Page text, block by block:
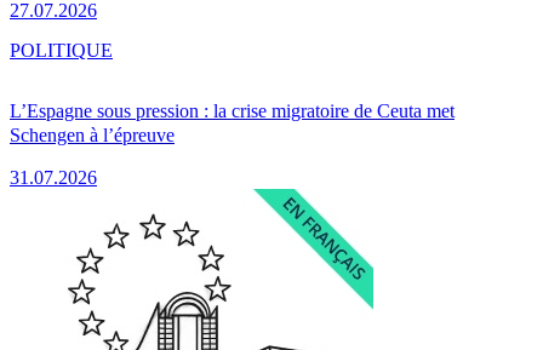
27.07.2026
L’Espagne sous pression : la crise migratoire de Ceuta met
Schengen à l’épreuve
31.07.2026
POLITIQUE